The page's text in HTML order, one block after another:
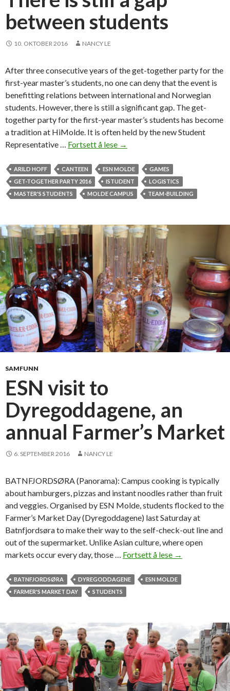
a
m
p
n
h
i
g
h
d
m
a
n
d
between students
10. OKTOBER 2016 NANCY LE
After three consecutive years of the get-together party for the
first-year master’s students, no one can deny that the event is
benefitting relations between international and Norwegian
students. However, there is still a significant gap. The get-
together party for the first-year master’s students has become
a tradition at HiMolde. It is often held by the new Student
Representative … Fortsett å lese T
e
r
e
s
t
i
l
l
a
g
a
p
b
e
n
s
t
e
n
t
s
→
ARILD HOFF CANTEEN ESN MOLDE
GAMES
GET-TOGETHER PARTY 2016
ISTUDENT
LOGISTICS
MASTER'S STUDENTS
MOLDE CAMPUS TEAM-BUILDING
SAMFUNN
ESN visit to
Dyregoddagene, an
annual Farmer’s Market
6. SEPTEMBER 2016 NANCY LE
BATNFJORDSØRA (Panorama): Campus cooking is typically
about hamburgers, pizzas and instant noodles rather than fruit
and veggies. Organised by ESN Molde, students flocked to the
Farmer’s Market Day (Dyregoddagene) last Saturday at
Batnfjordsøra to make their way to the self-check-out line and
out of the supermarket. Unlike Asian culture, where open
markets occur every day, those … Fortsett å lese E
N
t
t
o
D
→
BATNFJORDSØRA DYREGODDAGENE
ESN MOLDE
FARMER'S MARKET DAY
STUDENTS